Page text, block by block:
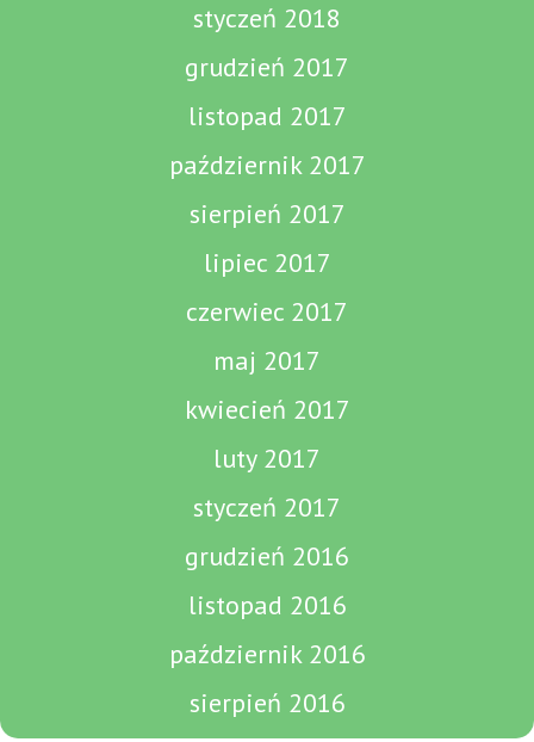
styczeń 2018
grudzień 2017
listopad 2017
październik 2017
sierpień 2017
lipiec 2017
czerwiec 2017
maj 2017
kwiecień 2017
luty 2017
styczeń 2017
grudzień 2016
listopad 2016
październik 2016
sierpień 2016